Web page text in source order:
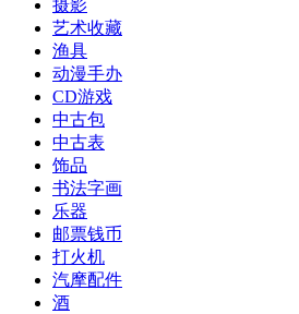
摄影
艺术收藏
渔具
动漫手办
CD游戏
中古包
中古表
饰品
书法字画
乐器
邮票钱币
打火机
汽摩配件
酒